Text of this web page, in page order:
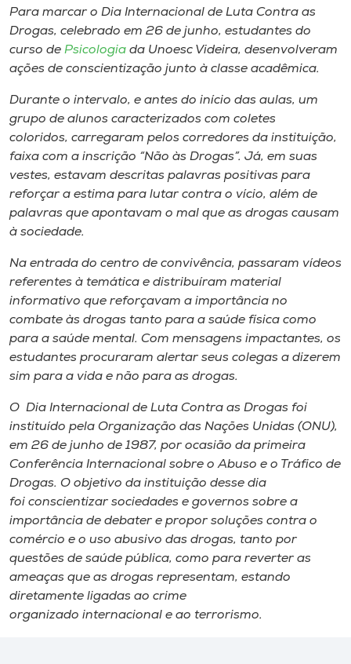
Museu
Unoesc
Store
Selecione
o idioma
A+
Para marcar o Dia Internacional de Luta Contra as
Drogas, celebrado em 26 de junho, estudantes do
curso de Psicologia da Unoesc Videira, desenvolveram
ações de conscientização junto à classe acadêmica.
Durante o intervalo, e antes do início das aulas, um
grupo de alunos caracterizados com coletes
coloridos, carregaram pelos corredores da instituição,
faixa com a inscrição “Não às Drogas”. Já, em suas
vestes, estavam descritas palavras positivas para
reforçar a estima para lutar contra o vício, além de
palavras que apontavam o mal que as drogas causam
à sociedade.
Na entrada do centro de convivência, passaram vídeos
referentes à temática e distribuíram material
informativo que reforçavam a importância no
combate às drogas tanto para a saúde física como
para a saúde mental. Com mensagens impactantes, os
estudantes procuraram alertar seus colegas a dizerem
sim para a vida e não para as drogas.
O Dia Internacional de Luta Contra as Drogas foi
instituído pela Organização das Nações Unidas (ONU),
em 26 de junho de 1987, por ocasião da primeira
Conferência Internacional sobre o Abuso e o Tráfico de
Drogas. O objetivo da instituição desse dia
foi conscientizar sociedades e governos sobre a
importância de debater e propor soluções contra o
comércio e o uso abusivo das drogas, tanto por
questões de saúde pública, como para reverter as
ameaças que as drogas representam, estando
diretamente ligadas ao crime
organizado internacional e ao terrorismo.